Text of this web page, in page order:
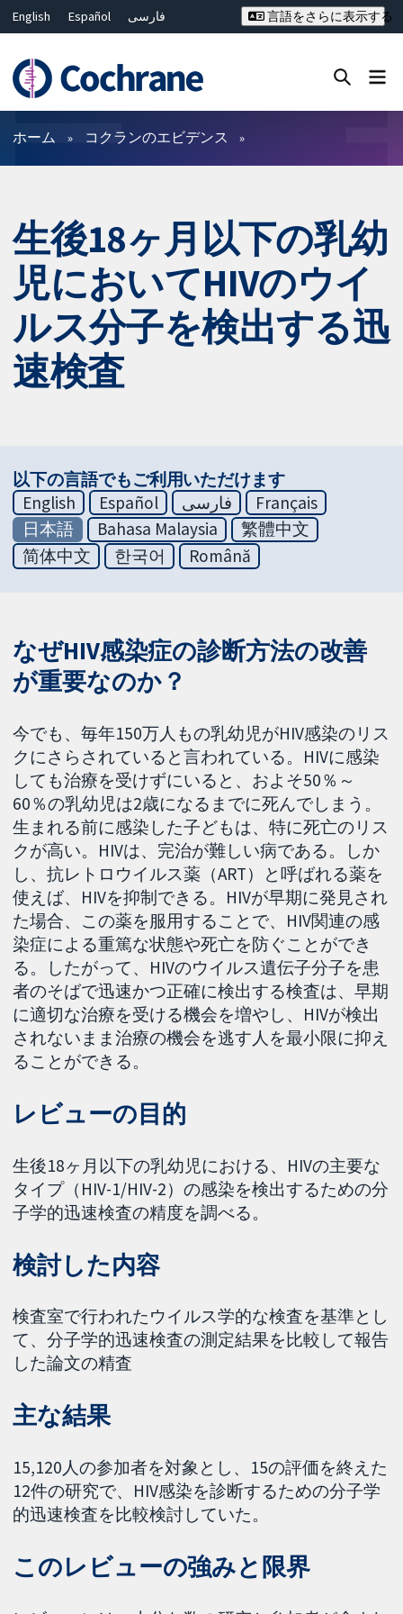
English Español
فارسی
Deutsch
Bahasa Malaysia
ไทย
繁體中文
简体中文
言語をさらに表示する
フィルター
ホーム コクランのエビデンス
生後18ヶ月以下の乳幼
児においてHIVのウイ
ルス分子を検出する迅
速検査
以下の言語でもご利用いただけます
English
Español فارسی
Français
日本語
Bahasa Malaysia
繁體中文
简体中文
한국어 Română
なぜHIV感染症の診断方法の改善
が重要なのか？
今でも、毎年150万人もの乳幼児がHIV感染のリス
クにさらされていると言われている。HIVに感染
しても治療を受けずにいると、およそ50％～
60％の乳幼児は2歳になるまでに死んでしまう。
生まれる前に感染した子どもは、特に死亡のリス
クが高い。HIVは、完治が難しい病である。しか
し、抗レトロウイルス薬（ART）と呼ばれる薬を
使えば、HIVを抑制できる。HIVが早期に発見され
た場合、この薬を服用することで、HIV関連の感
染症による重篤な状態や死亡を防ぐことができ
る。したがって、HIVのウイルス遺伝子分子を患
者のそばで迅速かつ正確に検出する検査は、早期
に適切な治療を受ける機会を増やし、HIVが検出
されないまま治療の機会を逃す人を最小限に抑え
ることができる。
レビューの目的
生後18ヶ月以下の乳幼児における、HIVの主要な
タイプ（HIV-1/HIV-2）の感染を検出するための分
子学的迅速検査の精度を調べる。
検討した内容
検査室で行われたウイルス学的な検査を基準とし
て、分子学的迅速検査の測定結果を比較して報告
した論文の精査
主な結果
15,120人の参加者を対象とし、15の評価を終えた
12件の研究で、HIV感染を診断するための分子学
的迅速検査を比較検討していた。
このレビューの強みと限界